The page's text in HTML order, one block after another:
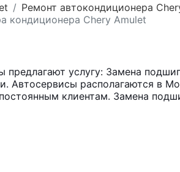
Ремонт автокондиционера
кондиционера Chery Amulet
услугу: Замена
Автосервисы располагаются
клиентам. Замена